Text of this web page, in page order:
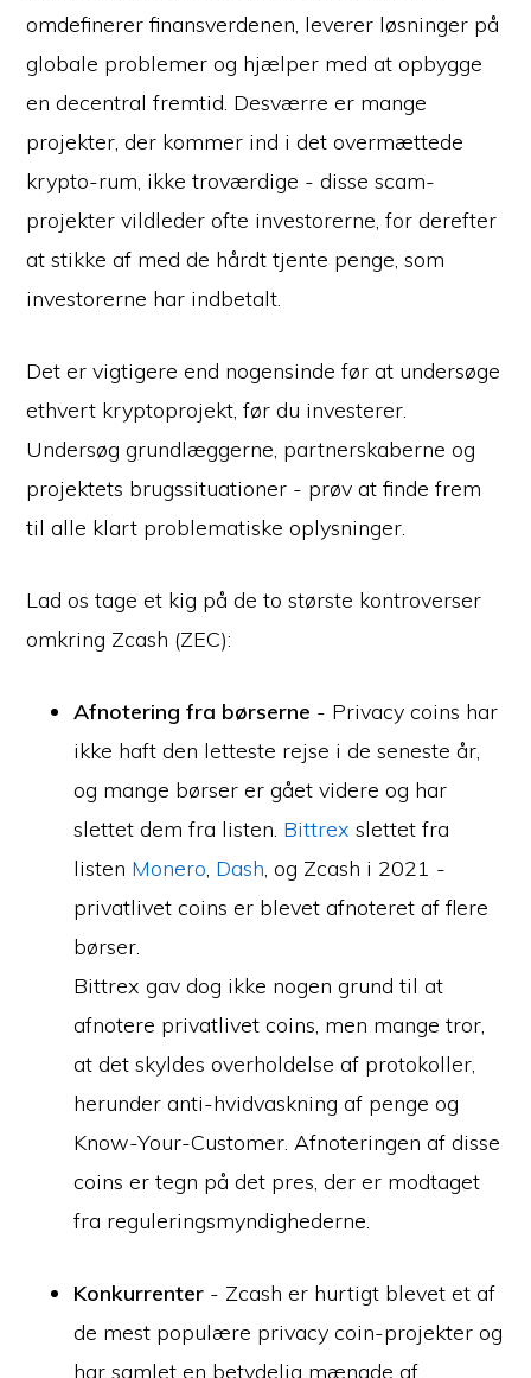
omdefinerer finansverdenen, leverer løsninger på
globale problemer og hjælper med at opbygge
en decentral fremtid. Desværre er mange
projekter, der kommer ind i det overmættede
krypto-rum, ikke troværdige - disse scam-
projekter vildleder ofte investorerne, for derefter
at stikke af med de hårdt tjente penge, som
investorerne har indbetalt.
Det er vigtigere end nogensinde før at undersøge
ethvert kryptoprojekt, før du investerer.
Undersøg grundlæggerne, partnerskaberne og
projektets brugssituationer - prøv at finde frem
til alle klart problematiske oplysninger.
Lad os tage et kig på de to største kontroverser
omkring Zcash (ZEC):
Afnotering fra børserne - Privacy coins har
ikke haft den letteste rejse i de seneste år,
og mange børser er gået videre og har
slettet dem fra listen. Bittrex slettet fra
listen Monero, Dash, og Zcash i 2021 -
privatlivet coins er blevet afnoteret af flere
børser.
Bittrex gav dog ikke nogen grund til at
afnotere privatlivet coins, men mange tror,
at det skyldes overholdelse af protokoller,
herunder anti-hvidvaskning af penge og
Know-Your-Customer. Afnoteringen af disse
coins er tegn på det pres, der er modtaget
fra reguleringsmyndighederne.
Konkurrenter - Zcash er hurtigt blevet et af
de mest populære privacy coin-projekter og
har samlet en betydelig mængde af